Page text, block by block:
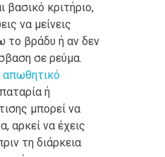
βασικό κριτήριο,
να μείνεις
το βράδυ ή αν δεν
σε ρεύμα.
απωθητικό
ή
μπορεί να
αρκεί να έχεις
τη διάρκεια